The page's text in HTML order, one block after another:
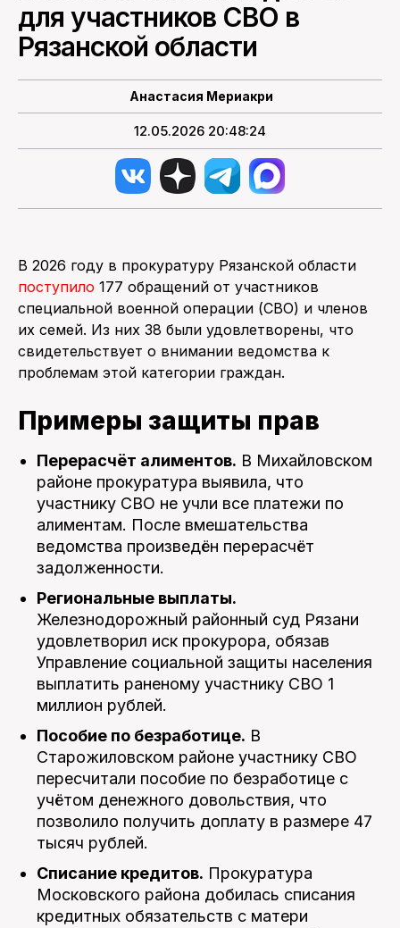
для участников СВО в
Рязанской области
Анастасия Мериакри
12.05.2026 20:48:24
В 2026 году в прокуратуру Рязанской области
поступило 177 обращений от участников
специальной военной операции (СВО) и членов
их семей. Из них 38 были удовлетворены, что
свидетельствует о внимании ведомства к
проблемам этой категории граждан.
Примеры защиты прав
Перерасчёт алиментов. В Михайловском
районе прокуратура выявила, что
участнику СВО не учли все платежи по
алиментам. После вмешательства
ведомства произведён перерасчёт
задолженности.
Региональные выплаты.
Железнодорожный районный суд Рязани
удовлетворил иск прокурора, обязав
Управление социальной защиты населения
выплатить раненому участнику СВО 1
миллион рублей.
Пособие по безработице. В
Старожиловском районе участнику СВО
пересчитали пособие по безработице с
учётом денежного довольствия, что
позволило получить доплату в размере 47
тысяч рублей.
Списание кредитов. Прокуратура
Московского района добилась списания
кредитных обязательств с матери